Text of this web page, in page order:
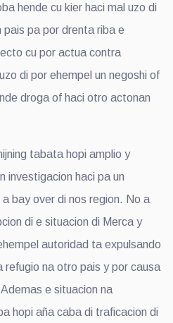
hende cu kier haci mal uzo di
pais pa por drenta riba e
cu por actua contra
di por ehempel un negoshi of
droga of haci otro actonan
tabata hopi amplio y
investigacion haci pa un
bay over di nos region. No a
di e situacion di Merca y
autoridad ta expulsando
refugio na otro pais y por causa
e situacion na
hopi aña caba di traficacion di